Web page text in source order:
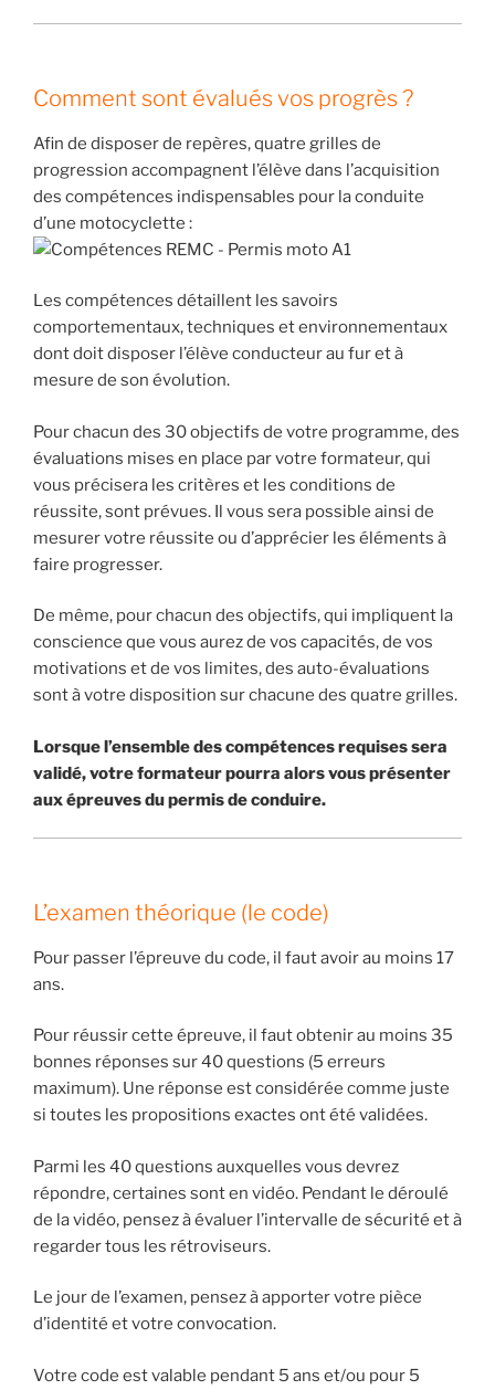
Comment sont évalués vos progrès ?
Afin de disposer de repères, quatre grilles de
progression accompagnent l’élève dans l’acquisition
des compétences indispensables pour la conduite
d’une motocyclette :
Les compétences détaillent les savoirs
comportementaux, techniques et environnementaux
dont doit disposer l’élève conducteur au fur et à
mesure de son évolution.
Pour chacun des 30 objectifs de votre programme, des
évaluations mises en place par votre formateur, qui
vous précisera les critères et les conditions de
réussite, sont prévues. Il vous sera possible ainsi de
mesurer votre réussite ou d’apprécier les éléments à
faire progresser.
De même, pour chacun des objectifs, qui impliquent la
conscience que vous aurez de vos capacités, de vos
motivations et de vos limites, des auto-évaluations
sont à votre disposition sur chacune des quatre grilles.
Lorsque l’ensemble des compétences requises sera
validé, votre formateur pourra alors vous présenter
aux épreuves du permis de conduire.
L’examen théorique (le code)
Pour passer l’épreuve du code, il faut avoir au moins 17
ans.
Pour réussir cette épreuve, il faut obtenir au moins 35
bonnes réponses sur 40 questions (5 erreurs
maximum). Une réponse est considérée comme juste
si toutes les propositions exactes ont été validées.
Parmi les 40 questions auxquelles vous devrez
répondre, certaines sont en vidéo. Pendant le déroulé
de la vidéo, pensez à évaluer l’intervalle de sécurité et à
regarder tous les rétroviseurs.
Le jour de l’examen, pensez à apporter votre pièce
d’identité et votre convocation.
Votre code est valable pendant 5 ans et/ou pour 5